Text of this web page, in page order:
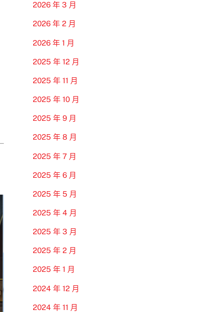
2026 年 3 月
2026 年 2 月
2026 年 1 月
2025 年 12 月
2025 年 11 月
2025 年 10 月
2025 年 9 月
2025 年 8 月
2025 年 7 月
2025 年 6 月
2025 年 5 月
2025 年 4 月
2025 年 3 月
2025 年 2 月
2025 年 1 月
2024 年 12 月
2024 年 11 月